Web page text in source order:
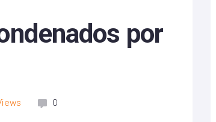
por
0